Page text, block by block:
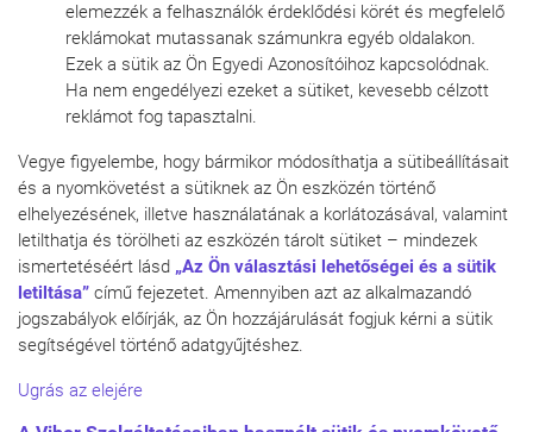
elemezzék a felhasználók érdeklődési körét és megfelelő
reklámokat mutassanak számunkra egyéb oldalakon.
Ezek a sütik az Ön Egyedi Azonosítóihoz kapcsolódnak.
Ha nem engedélyezi ezeket a sütiket, kevesebb célzott
reklámot fog tapasztalni.
Vegye figyelembe, hogy bármikor módosíthatja a sütibeállításait
és a nyomkövetést a sütiknek az Ön eszközén történő
elhelyezésének, illetve használatának a korlátozásával, valamint
letilthatja és törölheti az eszközén tárolt sütiket – mindezek
ismertetéséért lásd „Az Ön választási lehetőségei és a sütik
letiltása” című fejezetet. Amennyiben azt az alkalmazandó
jogszabályok előírják, az Ön hozzájárulását fogjuk kérni a sütik
segítségével történő adatgyűjtéshez.
Ugrás az elejére